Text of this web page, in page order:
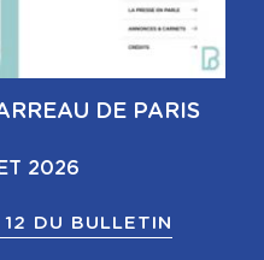
DE PARIS
2026
DU BULLETIN